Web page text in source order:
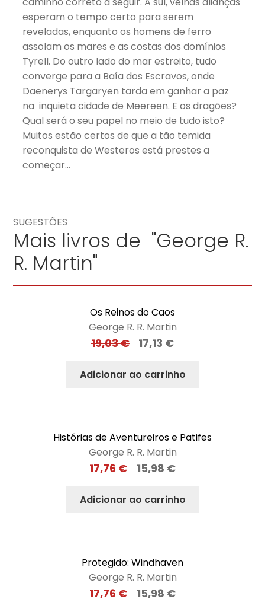
esperam o tempo certo para serem
reveladas, enquanto os homens de ferro
assolam os mares e as costas dos domínios
Tyrell. Do outro lado do mar estreito, tudo
converge para a Baía dos Escravos, onde
Daenerys Targaryen tarda em ganhar a paz
na inquieta cidade de Meereen. E os dragões?
Qual será o seu papel no meio de tudo isto?
Muitos estão certos de que a tão temida
reconquista de Westeros está prestes a
começar…
SUGESTÕES
Mais livros de "George R.
R. Martin"
Os Reinos do Caos
George R. R. Martin
19,03€ 17,13 €
Adicionar ao carrinho
Histórias de Aventureiros e Patifes
George R. R. Martin
17,76€ 15,98 €
Adicionar ao carrinho
Protegido: Windhaven
George R. R. Martin
17,76€ 15,98 €